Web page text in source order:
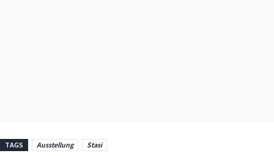
TAGS Ausstellung Stasi